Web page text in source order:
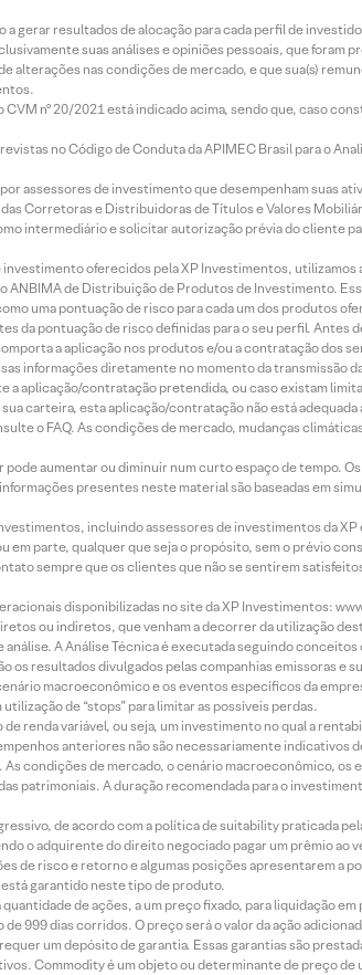
gerar resultados de alocação para cada perfil de
suas análises e opiniões pessoais, que foram
alterações nas condições de mercado, e que sua(s)
nº 20/2021 está indicado acima, sendo que, caso
no Código de Conduta da APIMEC Brasil para o
assessores de investimento que desempenham suas
Corretoras e Distribuidoras de Títulos e Valores
intermediário e solicitar autorização prévia do cliente
oferecidos pela XP Investimentos,
ANBIMA de Distribuição de Produtos de Investimento.
uma pontuação de risco para cada um dos produtos
da pontuação de risco definidas para o seu perfil.
a aplicação nos produtos e/ou a contratação dos
informações diretamente no momento da transmissão
a aplicação/contratação pretendida, ou caso existam
carteira, esta aplicação/contratação não está
o FAQ. As condições de mercado, mudanças
aumentar ou diminuir num curto espaço de tempo.
presentes neste material são baseadas em
incluindo assessores de investimentos da
em parte, qualquer que seja o propósito, sem o prévio
sempre que os clientes que não se sentirem
disponibilizadas no site da XP Investimentos:
ou indiretos, que venham a decorrer da utilização
A Análise Técnica é executada seguindo
resultados divulgados pelas companhias emissoras e
macroeconômico e os eventos específicos da
de “stops” para limitar as possíveis perdas.
renda variável, ou seja, um investimento no qual a
anteriores não são necessariamente indicativos
condições de mercado, o cenário macroeconômico,
patrimoniais. A duração recomendada para o
de acordo com a política de suitability praticada
o adquirente do direito negociado pagar um prêmio ao
de risco e retorno e algumas posições apresentarem a
garantido neste tipo de produto.
de ações, a um preço fixado, para liquidação
999 dias corridos. O preço será o valor da ação
um depósito de garantia. Essas garantias são
Commodity é um objeto ou determinante de preço